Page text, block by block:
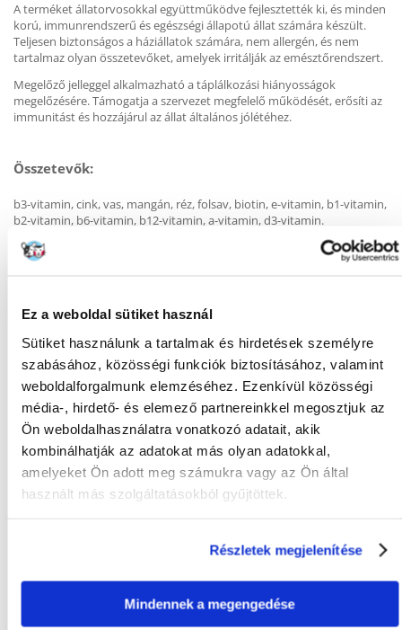
Ez a weboldal sütiket használ
Sütiket használunk a tartalmak és hirdetések személyre
szabásához, közösségi funkciók biztosításához, valamint
weboldalforgalmunk elemzéséhez. Ezenkívül közösségi
média-, hirdető- és elemező partnereinkkel megosztjuk az
Ön weboldalhasználatra vonatkozó adatait, akik
kombinálhatják az adatokat más olyan adatokkal,
amelyeket Ön adott meg számukra vagy az Ön által
használt más szolgáltatásokból gyűjtöttek.
Részletek megjelenítése
Mindennek a megengedése
A terméket állatorvosokkal együttműködve fejlesztették ki, és minden
korú, immunrendszerű és egészségi állapotú állat számára készült.
Teljesen biztonságos a háziállatok számára, nem allergén, és nem
tartalmaz olyan összetevőket, amelyek irritálják az emésztőrendszert.
Megelőző jelleggel alkalmazható a táplálkozási hiányosságok
megelőzésére. Támogatja a szervezet megfelelő működését, erősíti az
immunitást és hozzájárul az állat általános jólétéhez.
Összetevők:
b3-vitamin, cink, vas, mangán, réz, folsav, biotin, e-vitamin, b1-vitamin,
b2-vitamin, b6-vitamin, b12-vitamin, a-vitamin, d3-vitamin.
technológiai adalékanyagok: szójaolaj, szójalecitin, glicerin-
monosztearát, napraforgóolaj, szilícium-dioxid.
KÉRDEZZ TŐLÜNK!
Gyakori Kérdések (GYIK)
Tulajdonságok
Egészség javítása